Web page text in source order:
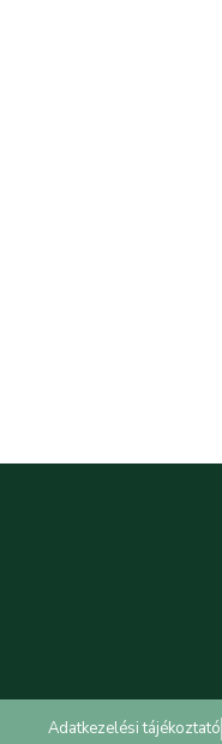
Adatkezelési tájékoztató